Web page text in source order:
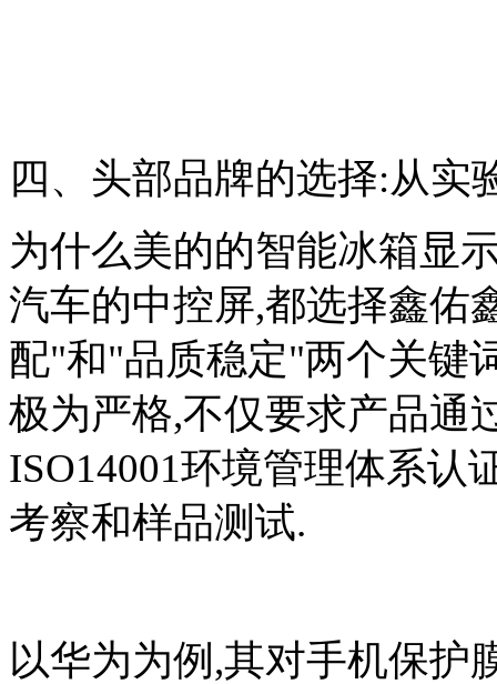
四、头部品牌的选择:从实
为什么美的的智能冰箱显
汽车的中控屏,都选择鑫佑
配"和"品质稳定"两个关键
极为严格,不仅要求产品通
ISO14001环境管理体系认
考察和样品测试.
以华为为例,其对手机保护